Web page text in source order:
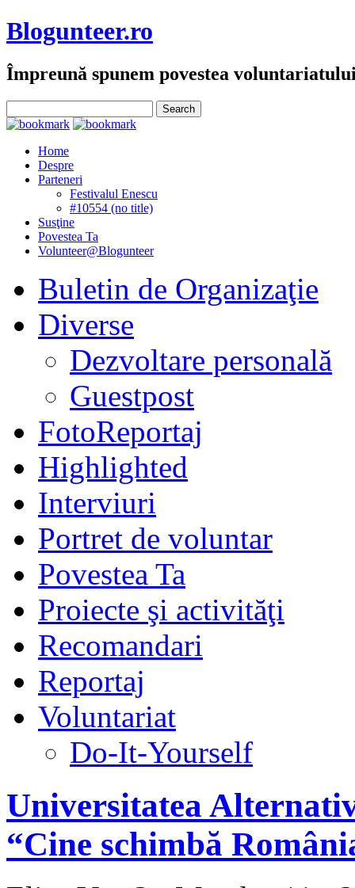
Blogunteer.ro
Împreună spunem povestea
Home
Despre
Parteneri
Festivalul Enescu
#10554 (no title)
Susţine
Povestea Ta
Volunteer@Blogunteer
Buletin de Organizaţie
Diverse
Dezvoltare personală
Guestpost
FotoReportaj
Highlighted
Interviuri
Portret de voluntar
Povestea Ta
Proiecte şi activităţi
Recomandari
Reportaj
Voluntariat
Do-It-Yourself
Universitatea
“Cine schimbă